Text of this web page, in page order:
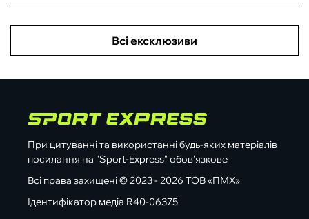
Всі ексклюзиви
При цитуванні та використанні будь-яких матеріалів
посилання на "Sport-Express" обов'язкове
Всі права захищені © 2023 - 2026 ТОВ «ПМХ»
Ідентифікатор медіа R40-06375